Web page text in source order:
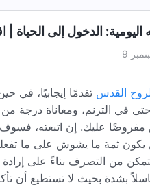
الدخول إلى الحياة |
القدس تقدمًا إيجابيًا، في
في الترنم، ومعاناة درجة
مفروضًا عليك. إن اتبعته، فسوف
يكون ثمة ما يشوش على ما
من التصرف بناءً على
بشدة بحيث لا تستطيع أن